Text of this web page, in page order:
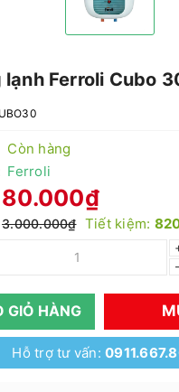
lạnh Ferroli Cubo
Còn hàng
Ferroli
3.000.000₫ Tiết kiệm:
GIỎ HÀNG
Hỗ trợ tư vấn: